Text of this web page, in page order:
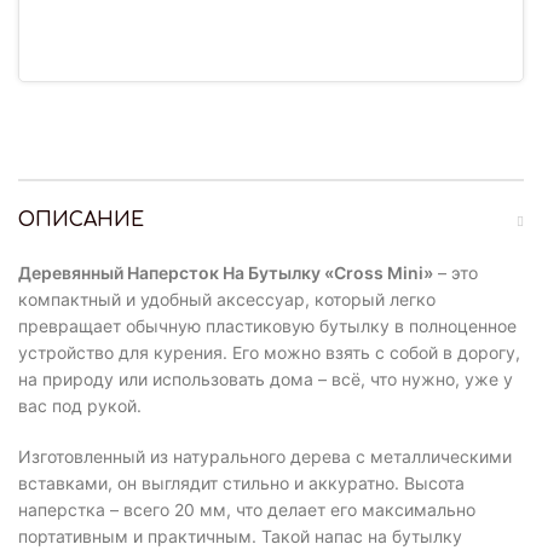
ОПИСАНИЕ
Деревянный Наперсток На Бутылку «Cross Mini» – это
компактный и удобный аксессуар, который легко
превращает обычную пластиковую бутылку в полноценное
устройство для курения. Его можно взять с собой в дорогу,
на природу или использовать дома – всё, что нужно, уже у
вас под рукой.
Изготовленный из натурального дерева с металлическими
вставками, он выглядит стильно и аккуратно. Высота
наперстка – всего 20 мм, что делает его максимально
портативным и практичным. Такой напас на бутылку